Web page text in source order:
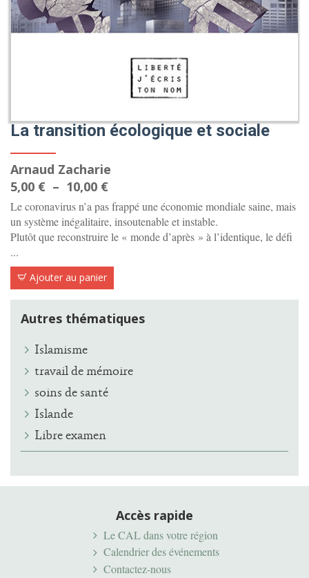
La transition écologique et sociale
Arnaud Zacharie
5,00 € – 10,00 €Plage
de
prix :
5,00 €
10,00 €
Le coronavirus n’a pas frappé une économie mondiale saine, mais
un système inégalitaire, insoutenable et instable.
Plutôt que reconstruire le « monde d’après » à l’identique, le défi
...
Ajouter au panier
Autres thématiques
Islamisme
travail de mémoire
soins de santé
Islande
Libre examen
Accès rapide
Le CAL dans votre région
Calendrier des événements
Contactez-nous